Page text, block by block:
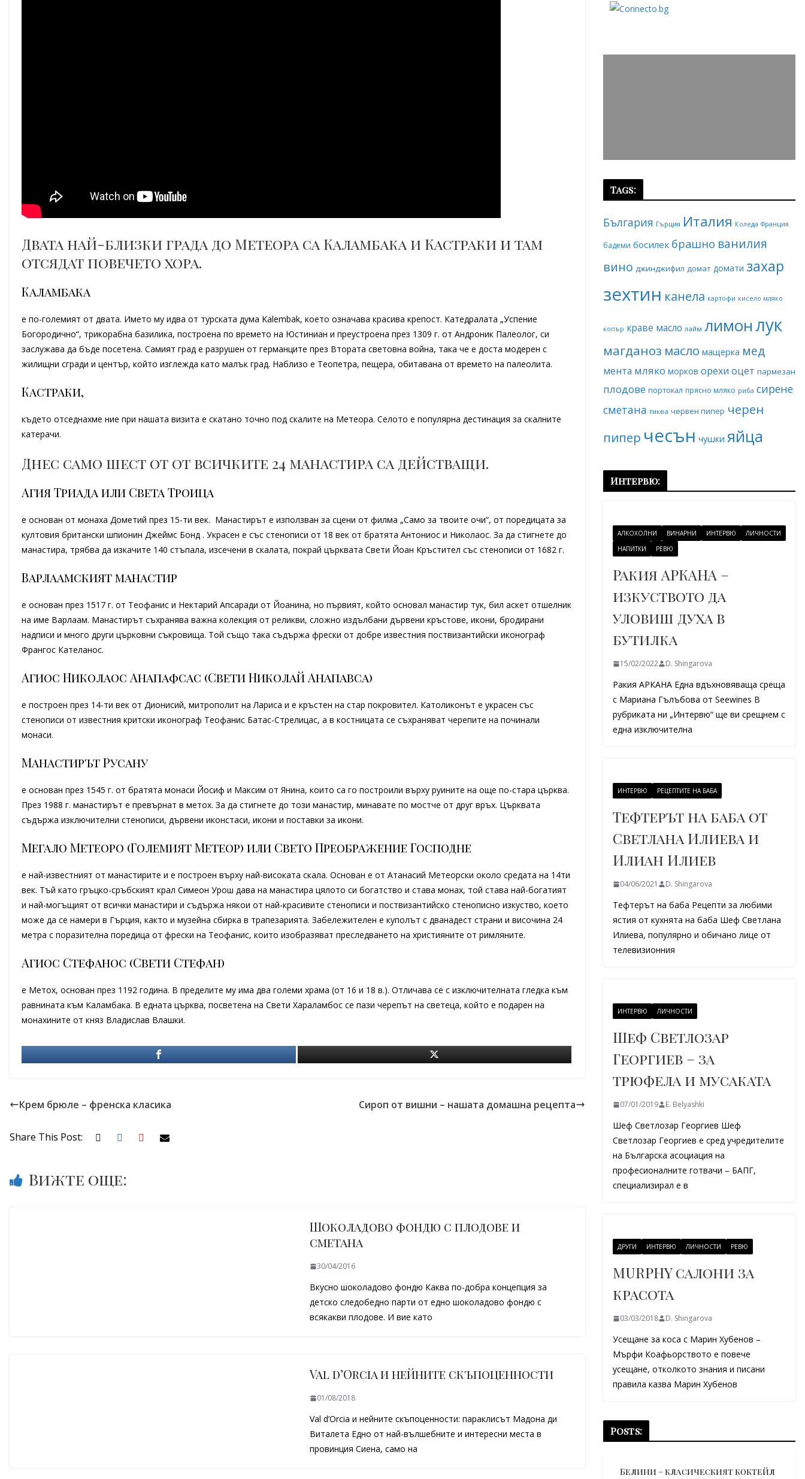
Двата най-близки града до Метеора са Каламбака и Кастраки и там
отсядат повечето хора.
Каламбака
е по-големият от двата. Името му идва от турската дума Kalembak, което означава красива крепост. Катедралата „Успение
Богородично“, трикорабна базилика, построена по времето на Юстиниан и преустроена през 1309 г. от Андроник Палеолог, си
заслужава да бъде посетена. Самият град е разрушен от германците през Втората световна война, така че е доста модерен с
жилищни сгради и център, който изглежда като малък град. Наблизо е Теопетра, пещера, обитавана от времето на палеолита.
Кастраки,
където отседнахме ние при нашата визита е скатано точно под скалите на Метеора. Селото е популярна дестинация за скалните
катерачи.
Днес само шест от от всичките 24 манастира са действащи.
Агия Триада или Света Троица
е основан от монаха Дометий през 15-ти век. Манастирът е използван за сцени от филма „Само за твоите очи“, от поредицата за
култовия британски шпионин Джеймс Бонд . Украсен е със стенописи от 18 век от братята Антониос и Николаос. За да стигнете до
манастира, трябва да изкачите 140 стъпала, изсечени в скалата, покрай църквата Свети Йоан Кръстител със стенописи от 1682 г.
Варлаамският манастир
е основан през 1517 г. от Теофанис и Нектарий Апсаради от Йоанина, но първият, който основал манастир тук, бил аскет отшелник
на име Варлаам. Манастирът съхранява важна колекция от реликви, сложно издълбани дървени кръстове, икони, бродирани
надписи и много други църковни съкровища. Той също така съдържа фрески от добре известния поствизантийски иконограф
Франгос Кателанос.
Агиос Николаос Анапафсас (Свети Николай Анапавса)
е построен през 14-ти век от Дионисий, митрополит на Лариса и е кръстен на стар покровител. Католиконът е украсен със
стенописи от известния критски иконограф Теофанис Батас-Стрелицас, а в костницата се съхраняват черепите на починали
монаси.
Манастирът Русану
е основан през 1545 г. от братята монаси Йосиф и Максим от Янина, които са го построили върху руините на още по-стара църква.
През 1988 г. манастирът е превърнат в метох. За да стигнете до този манастир, минавате по мостче от друг връх. Църквата
съдържа изключителни стенописи, дървени иконстаси, икони и поставки за икони.
Мегало Метеоро (Големият Метеор) или Свето Преображение Господне
е най-известният от манастирите и е построен върху най-високата скала. Основан е от Атанасий Метеорски около средата на 14ти
век. Тъй като гръцко-сръбският крал Симеон Урош дава на манастира цялото си богатство и става монах, той става най-богатият
и най-могъщият от всички манастири и съдържа някои от най-красивите стенописи и поствизантийско стенописно изкуство, което
може да се намери в Гърция, както и музейна сбирка в трапезарията. Забележителен е куполът с дванадест страни и височина 24
метра с поразителна поредица от фрески на Теофанис, които изобразяват преследването на християните от римляните.
Агиос Стефанос (Свети Стефан)
е Метох, основан през 1192 година. В пределите му има два големи храма (от 16 и 18 в.). Отличава се с изключителната гледка към
равнината към Каламбака. В едната църква, посветена на Свети Хараламбос се пази черепът на светеца, който е подарен на
монахините от княз Владислав Влашки.
Крем брюле – френска класика Сироп от вишни – нашата домашна рецепта
Share This Post:
Вижте още:
Шоколадово фондю с плодове и
сметана
30/04/2016
Вкусно шоколадово фондю Каква по-добра концепция за
детско следобедно парти от едно шоколадово фондю с
всякакви плодове. И вие като
Val d’Оrcia и нейните скъпоценности
01/08/2018
Val d’Оrcia и нейните скъпоценности: параклисът Мадона ди
Виталета Едно от най-вълшебните и интересни места в
провинция Сиена, само на
Tags:
България Гърция Италия Коледа Франция
бадеми босилек брашно ванилия
вино джинджифил домат домати захар
зехтин канела картофи кисело мляко
копър краве масло лайм лимонлук
магданоз масло мащерка мед
мента мляко морков орехи оцет пармезан
плодове портокал прясно мляко риба сирене
сметана тиква червен пипер черен
пипер чесън чушки яйца
Интервю:
АЛКОХОЛНИ ВИНАРНИ ИНТЕРВЮ
ЛИЧНОСТИ
НАПИТКИ
РЕВЮ
Ракия АРКАНА –
изкуството да
уловиш духа в
бутилка
15/02/2022 D. Shingarova
Ракия АРКАНА Една вдъхновяваща среща
с Мариана Гълъбова от Seewines В
рубриката ни „Интервю“ ще ви срещнем с
една изключителна
ИНТЕРВЮ РЕЦЕПТИТЕ НА БАБА
Тефтерът на баба от
Светлана Илиева и
Илиан Илиев
04/06/2021 D. Shingarova
Тефтерът на баба Рецепти за любими
ястия от кухнята на баба Шеф Светлана
Илиева, популярно и обичано лице от
телевизионния
ИНТЕРВЮ ЛИЧНОСТИ
Шеф Светлозар
Георгиев – за
трюфела и мусаката
07/01/2019 E. Belyashki
Шеф Светлозар Георгиев Шеф
Светлозар Георгиев е сред учредителите
на Българска асоциация на
професионалните готвачи – БАПГ,
специализирал е в
ДРУГИ ИНТЕРВЮ ЛИЧНОСТИ РЕВЮ
MURPHY салони за
красота
03/03/2018 D. Shingarova
Усещане за коса с Марин Хубенов –
Мърфи Коафьорството е повече
усещане, отколкото знания и писани
правила казва Марин Хубенов
Posts:
Белини – класическият коктейл